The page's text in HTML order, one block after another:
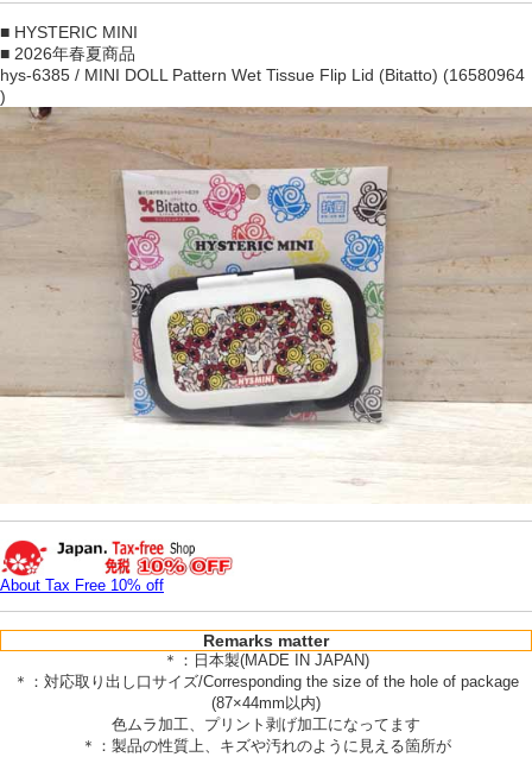
■ HYSTERIC MINI
■ 2026年春夏商品
hys-6385 / MINI DOLL Pattern Wet Tissue Flip Lid (Bitatto) (16580964
)
About Tax Free 10% off
Remarks matter
＊：日本製(MADE IN JAPAN)
＊：対応取り出し口サイズ/Corresponding the size of the hole of package
(87×44mm以内)
色ムラ加工、プリント剥げ加工になってます
＊：製品の性質上、キズや汚れのように見える箇所が